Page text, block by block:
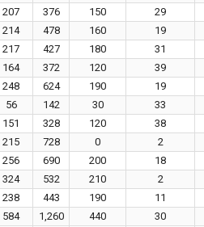
207 376 150 29
214 478 160 19
217 427 180 31
164 372 120 39
248 624 190 19
56 142 30 33
151 328 120 38
215 728 0 2
256 690 200 18
324 532 210 2
238 443 190 11
584 1,260 440 30